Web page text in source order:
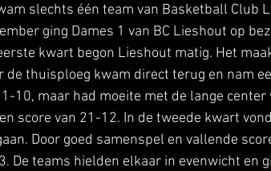
slechts één team van Basketball Club
ging Dames 1 van BC Lieshout op
kwart begon Lieshout matig. Het
de thuisploeg kwam direct terug en nam
10, maar had moeite met de lange center
score van 21-12. In de tweede kwart
Door goed samenspel en vallende
De teams hielden elkaar in evenwicht en